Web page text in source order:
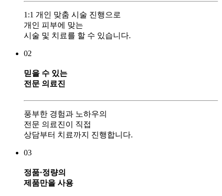
1:1 개인 맞춤 시술 진행으로
개인 피부에 맞는
시술 및 치료를 할 수 있습니다.
02
믿을 수 있는
전문 의료진
풍부한 경험과 노하우의
전문 의료진이 직접
상담부터 치료까지 진행합니다.
03
정품·정량의
제품만을 사용